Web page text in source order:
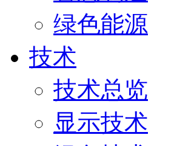
绿色能源
技术
技术总览
显示技术